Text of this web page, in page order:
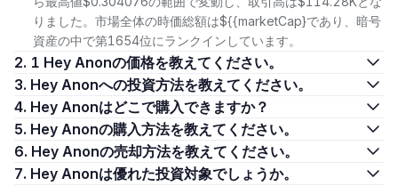
りました。市場全体の時価総額は${{marketCap}であり、暗号
資産の中で第1654位にランクインしています。
2. 1 Hey Anonの価格を教えてください。
3. Hey Anonへの投資方法を教えてください。
4. Hey Anonはどこで購入できますか？
5. Hey Anonの購入方法を教えてください。
6. Hey Anonの売却方法を教えてください。
7. Hey Anonは優れた投資対象でしょうか。